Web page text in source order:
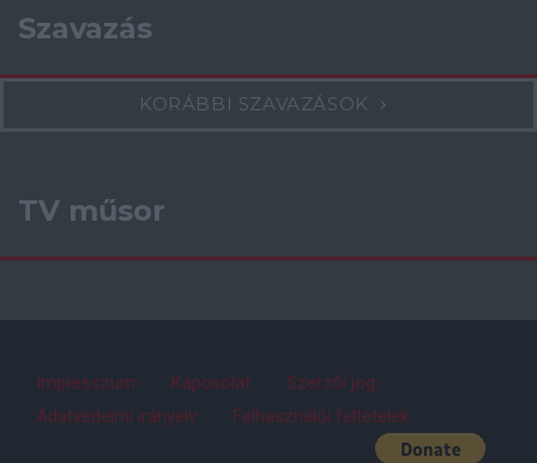
Szavazás
KORÁBBI SZAVAZÁSOK
TV műsor
Impresszum Kapcsolat
Szerzői jog
Adatvédelmi irányelv
Felhasználói feltételek